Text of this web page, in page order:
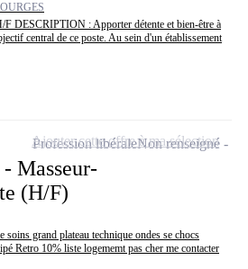
DESCRIPTION : Apporter détente et bien-être à
central de ce poste. Au sein d'un établissement
Masseur-
(H/F)
soins grand plateau technique ondes se chocs
Retro 10% liste logememt pas cher me contacter
Profession libéraleNon renseigné
Ajouter cette offre à ma sélection